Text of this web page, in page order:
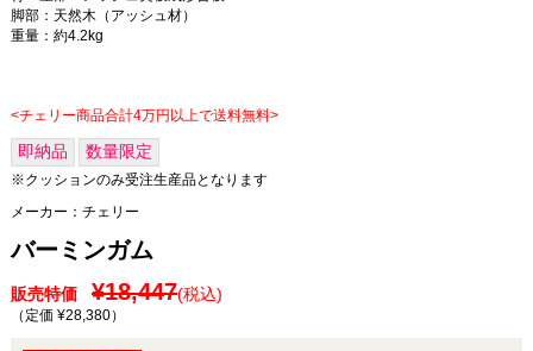
脚部：天然木（アッシュ材）
重量：約4.2kg
<チェリー商品合計4万円以上で送料無料>
即納品 数量限定
※クッションのみ受注生産品となります
メーカー： チェリー
バーミンガム
販売特価 ¥18,447(税込)
（定価 ¥28,380）